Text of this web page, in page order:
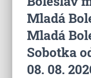
Mladá
Mladá
Sobotka
08. 08.